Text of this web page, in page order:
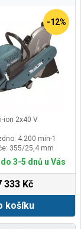
-12%
ion 2x40 V
4.200 min-1
355/25,4 mm
3-5 dnů u Vás
333 Kč
košíku